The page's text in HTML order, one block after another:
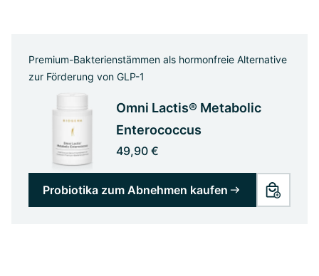
Premium-Bakterienstämmen als hormonfreie Alternative
zur Förderung von GLP-1
Omni Lactis® Metabolic
Enterococcus
49,90 €
Probiotika zum Abnehmen kaufen